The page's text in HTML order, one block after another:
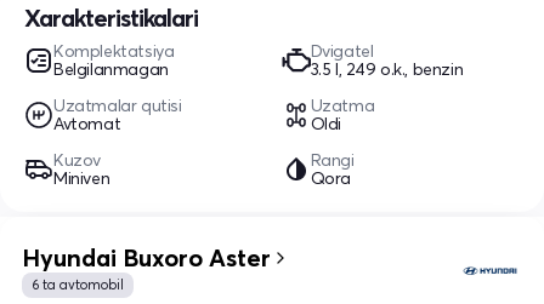
Xarakteristikalari
Komplektatsiya
Belgilanmagan
Dvigatel
3.5 l, 249 o.k., benzin
Uzatmalar qutisi
Avtomat
Uzatma
Oldi
Kuzov
Miniven
Rangi
Qora
Hyundai Buxoro Aster
6 ta avtomobil